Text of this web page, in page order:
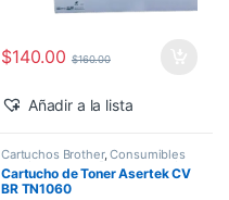
$140.00 $160.00
Añadir a la lista
Cartuchos Brother,Consumibles
para Impresoras Descuentos de
la Semana ,Descuentos del MES,
Toner Asertek
Cartucho de Toner Asertek CV
BR TN1060